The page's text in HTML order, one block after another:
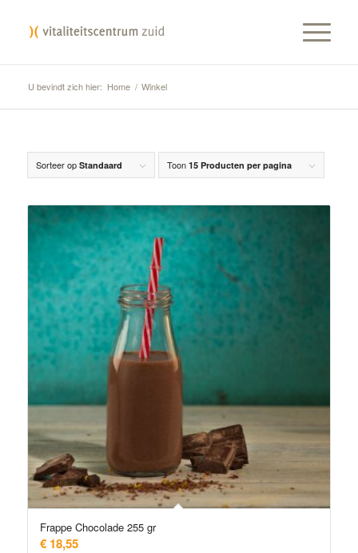
U bevindt zich hier: Home / Winkel
Sorteer op Standaard Toon 15 Producten per pagina
Frappe Chocolade 255 gr
€18,55